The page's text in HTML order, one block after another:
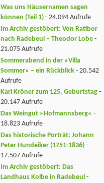
Was uns Häusernamen sagen
können (Teil 1) - 24.094 Aufrufe
Im Archiv gestöbert: Von Ratibor
nach Radebeul – Theodor Lobe -
21.075 Aufrufe
Sommerabend in der »Villa
Sommer« – ein Rückblick - 20.542
Aufrufe
Karl Kröner zum 125. Geburtstag -
20.147 Aufrufe
Das Weingut »Hofmannsberg« -
18.823 Aufrufe
Das historische Porträt: Johann
Peter Hundeiker (1751-1836) -
17.507 Aufrufe
Im Archiv gestöbert: Das
Landhaus Kolbe in Radebeul -